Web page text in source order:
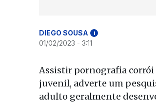
DIEGO SOUSA i
01/02/2023 - 3:11
Assistir pornografia corrói
juvenil, adverte um
adulto geralmente